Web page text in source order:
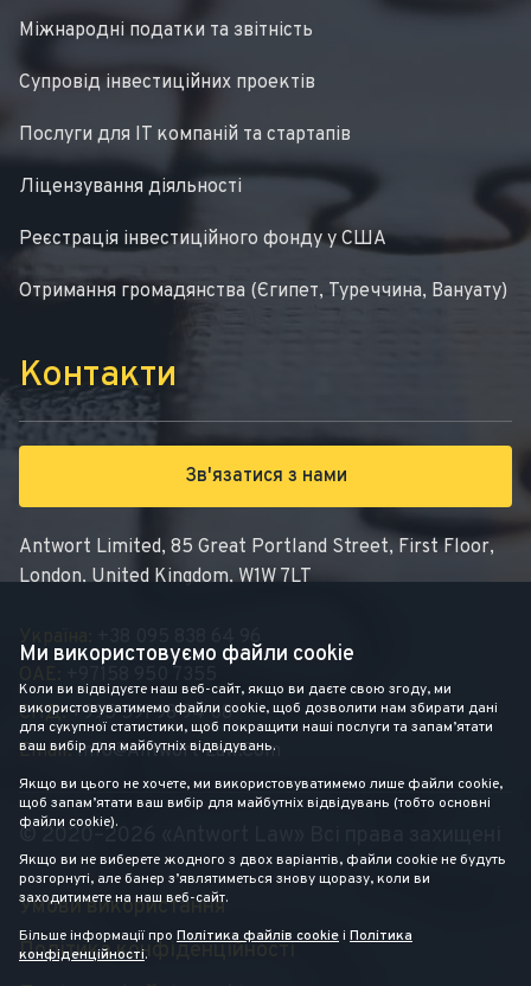
Міжнародні податки та звітність
Супровід інвестиційних проектів
Послуги для IT компаній та стартапів
Ліцензування діяльності
Реєстрація інвестиційного фонду у США
Отримання громадянства (Єгипет, Туреччина, Вануату)
Контакти
Зв'язатися з нами
Antwort Limited, 85 Great Portland Street, First Floor,
London, United Kingdom, W1W 7LT
+38 095 838 64 96
СНД:+995 591 98 94 08
Email:Info@antwort-Law.com
© 2020–2026 «Antwort Law» Всі права захищені
Умови використання
Політика конфіденційності
Ми використовуємо файли cookie
Коли ви відвідуєте наш веб-сайт, якщо ви даєте свою згоду, ми
використовуватимемо файли cookie, щоб дозволити нам збирати дані
для сукупної статистики, щоб покращити наші послуги та запам’ятати
ваш вибір для майбутніх відвідувань.
Якщо ви цього не хочете, ми використовуватимемо лише файли cookie,
щоб запам’ятати ваш вибір для майбутніх відвідувань (тобто основні
файли cookie).
Якщо ви не виберете жодного з двох варіантів, файли cookie не будуть
розгорнуті, але банер з’являтиметься знову щоразу, коли ви
заходитимете на наш веб-сайт.
Більше інформації про Політика файлів cookieі Політика
конфіденційності.